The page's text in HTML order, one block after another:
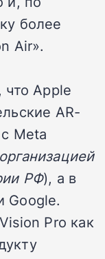
более
Air».
что Apple
AR-
Meta
РФ), а в
Google.
Pro как